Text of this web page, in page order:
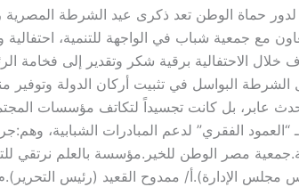
وفاء لدور حماة الوطن​ تعد ذكرى عيد الشرطة
خلال الاحتفالية برقية شكر وتقدير إلى
البواسل في تثبيت أركان الدولة وتوفير
عابر، بل كانت تجسيداً لتكاتف مؤسسات
الفقري” لدعم المبادرات الشبابية،
مصر الوطن للخير.​مؤسسة بالعلم نرتقي
مجلس الإدارة).​أ/ ممدوح القعيد (رئيس